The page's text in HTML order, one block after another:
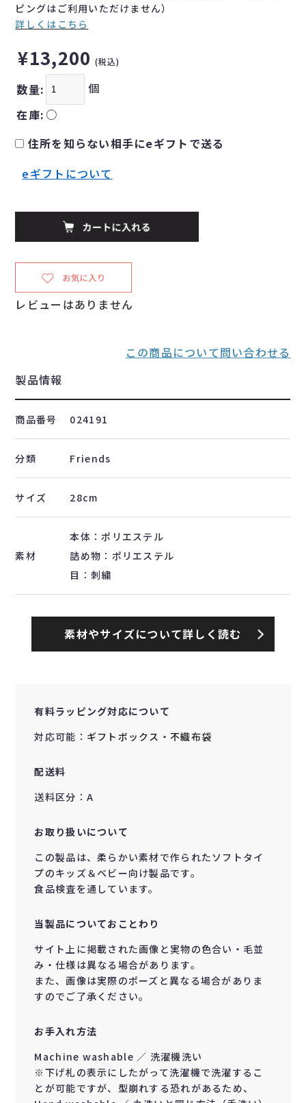
ピングはご利用いただけません）
詳しくはこちら
¥13,200 (税込)
数量:
個
在庫: ○
住所を知らない相手にeギフトで送る
eギフトについて
レビューはありません
この商品について問い合わせる
製品情報
商品番号 024191
分類 Friends
サイズ 28cm
素材
本体：ポリエステル
詰め物：ポリエステル
目：刺繍
素材やサイズについて詳しく読む
有料ラッピング対応について
対応可能： ギフトボックス ・不織布袋
配送料
送料区分：A
お取り扱いについて
この製品は、柔らかい素材で作られたソフトタイ
プのキッズ＆ベビー向け製品です。
食品検査を通しています。
当製品についておことわり
サイト上に掲載された画像と実物の色合い・毛並
み・仕様は異なる場合があります。
また、画像は実際のポーズと異なる場合がありま
すのでご了承ください。
お手入れ方法
Machine washable ／ 洗濯機洗い
※下げ札の表示にしたがって洗濯機で洗濯するこ
とが可能ですが、型崩れする恐れがあるため、